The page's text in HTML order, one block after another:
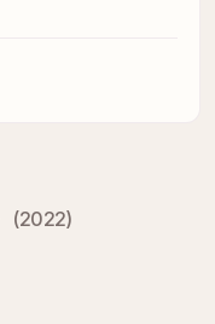
(2022)